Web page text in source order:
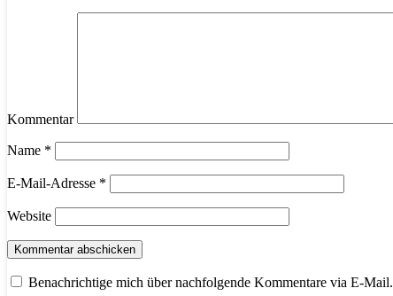
Kommentar
Name *
E-Mail-Adresse *
Website
Benachrichtige mich über nachfolgende Kommentare via E-Mail.